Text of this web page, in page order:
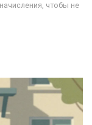
чтобы не